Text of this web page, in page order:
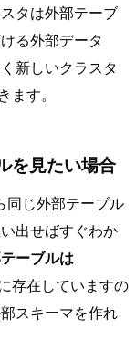
タは外部テーブ
る外部データ
新しいクラスタ
す。
を見たい場合
同じ外部テーブル
出せばすぐわか
ーブルは
存在していますの
スキーマを作れ